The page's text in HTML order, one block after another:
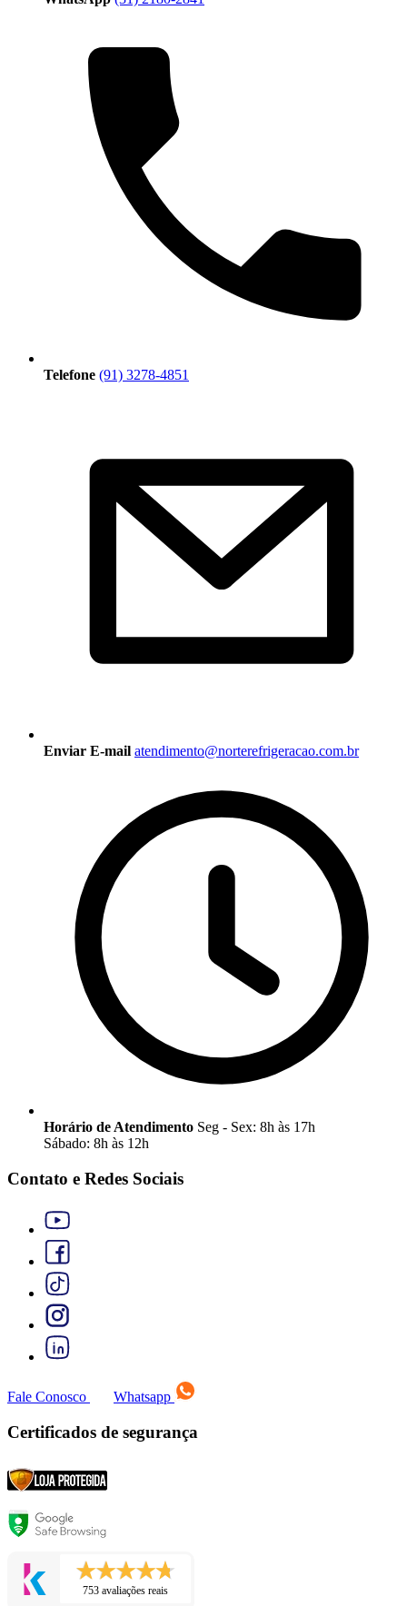
Telefone (91) 3278-4851
Enviar E-mail atendimento@norterefrigeracao.com.br
Horário de Atendimento Seg - Sex: 8h às 17h
Sábado: 8h às 12h
Contato e Redes Sociais
Fale Conosco Whatsapp
Certificados de segurança
753 avaliações reais